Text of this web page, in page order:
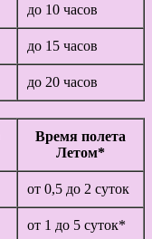
до 10 часов
до 15 часов
до 20 часов
Время полета
Летом*
от 0,5 до 2 суток
от 1 до 5 суток*